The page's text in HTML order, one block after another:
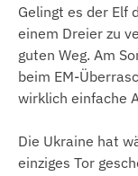
Gelingt es der Elf
einem Dreier zu
guten Weg. Am
beim EM-
wirklich einfache
Die Ukraine hat
einziges Tor